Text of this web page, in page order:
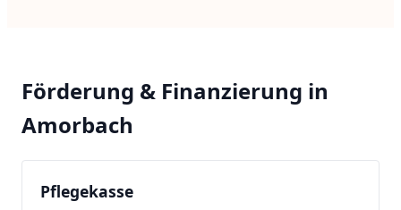
Förderung & Finanzierung in
Amorbach
Pflegekasse